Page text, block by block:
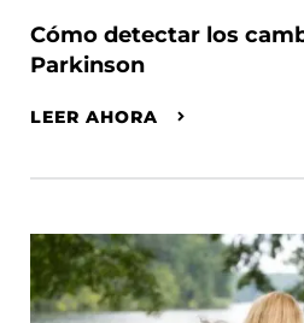
Cómo detectar los
Parkinson
LEER AHORA